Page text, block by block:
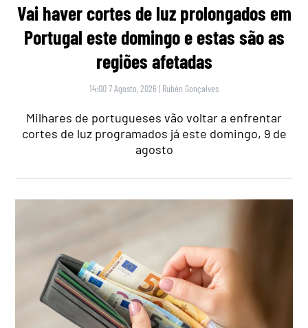
Vai haver cortes de luz prolongados em
Portugal este domingo e estas são as
regiões afetadas
14:00 7 Agosto, 2026 | Rubén Gonçalves
Milhares de portugueses vão voltar a enfrentar
cortes de luz programados já este domingo, 9 de
agosto